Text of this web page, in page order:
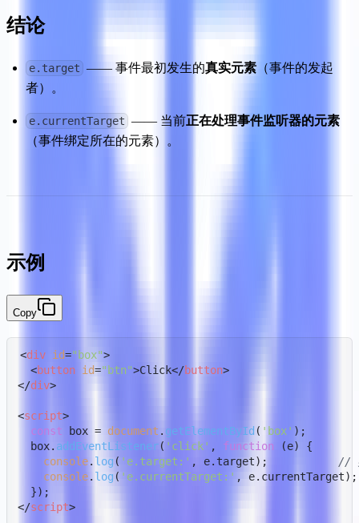
结论
e.target —— 事件最初发生的真实元素（事件的发起
者）。
e.currentTarget —— 当前正在处理事件监听器的元素
（事件绑定所在的元素）。
示例
Copy
<div id="box">
<button id="btn">Click</button>
</div>
<script>
const box = document . getElementById ( 'box' );
  box.
addEventListener( 'click' , function (e) {
console. log ( 'e.target:' , e. target); //
console. log ( 'e.currentTarget:' , e. currentTarget
</script>